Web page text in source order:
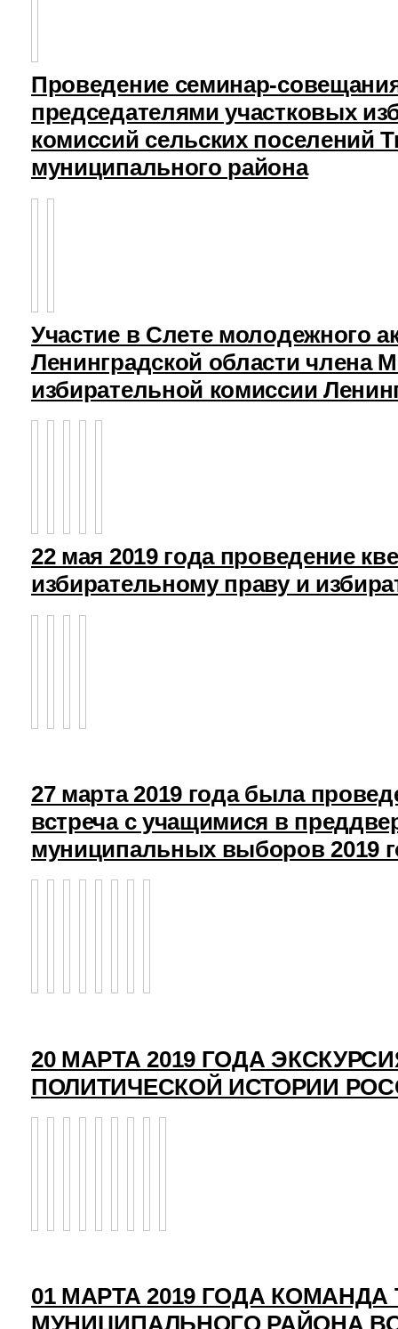
Проведение семинар-
председателями участковых
комиссий сельских поселений
муниципального района
Участие в Слете молодежного
Ленинградской области члена
избирательной комиссии
22 мая 2019 года проведение
избирательному праву и
27 марта 2019 года была
встреча с учащимися в
муниципальных выборов 2019
20 МАРТА 2019 ГОДА
ПОЛИТИЧЕСКОЙ ИСТОРИИ
01 МАРТА 2019 ГОДА